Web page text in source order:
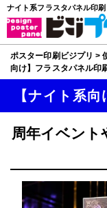
ナイト系フラスタパネル印
ポスター印刷ビジプリ >
向け】フラスタパネル印
【ナイト系
周年イベント